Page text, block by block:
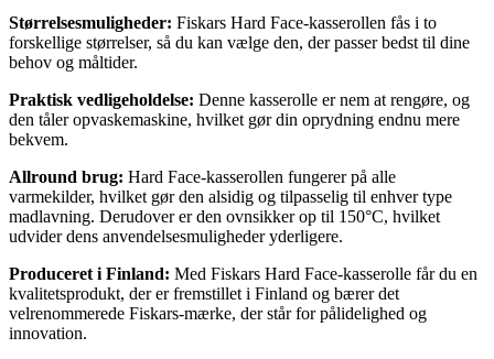
Størrelsesmuligheder: Fiskars Hard Face-kasserollen fås i to
forskellige størrelser, så du kan vælge den, der passer bedst til dine
behov og måltider.
Praktisk vedligeholdelse: Denne kasserolle er nem at rengøre, og
den tåler opvaskemaskine, hvilket gør din oprydning endnu mere
bekvem.
Allround brug: Hard Face-kasserollen fungerer på alle
varmekilder, hvilket gør den alsidig og tilpasselig til enhver type
madlavning. Derudover er den ovnsikker op til 150°C, hvilket
udvider dens anvendelsesmuligheder yderligere.
Produceret i Finland: Med Fiskars Hard Face-kasserolle får du en
kvalitetsprodukt, der er fremstillet i Finland og bærer det
velrenommerede Fiskars-mærke, der står for pålidelighed og
innovation.